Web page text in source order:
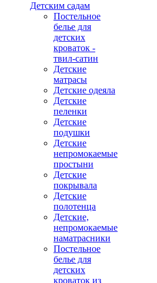
Детским садам
Постельное
белье для
детских
кроваток -
твил-сатин
Детские
матрасы
Детские одеяла
Детские
пеленки
Детские
подушки
Детские
непромокаемые
простыни
Детские
покрывала
Детские
полотенца
Детские,
непромокаемые
наматрасники
Постельное
белье для
детских
кроваток из